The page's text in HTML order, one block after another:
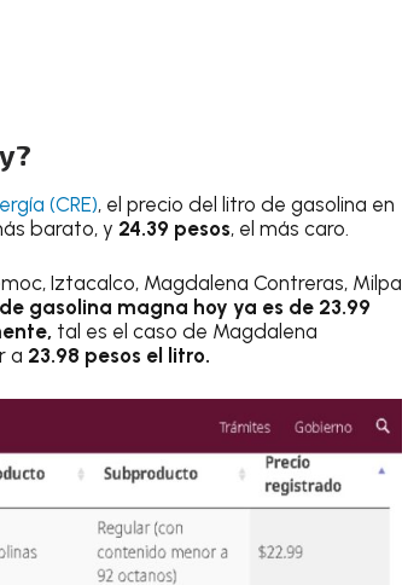
(CRE), el precio del litro de gasolina en
barato, y 24.39 pesos, el más caro.
Iztacalco, Magdalena Contreras, Milpa
gasolina magna hoy ya es de 23.99
tal es el caso de Magdalena
a 23.98 pesos el litro.